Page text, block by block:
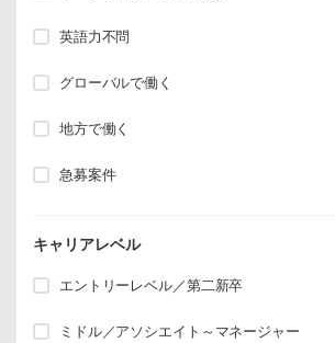
英語力不問
グローバルで働く
地方で働く
急募案件
キャリアレベル
エントリーレベル／第二新卒
ミドル／アソシエイト～マネージャー